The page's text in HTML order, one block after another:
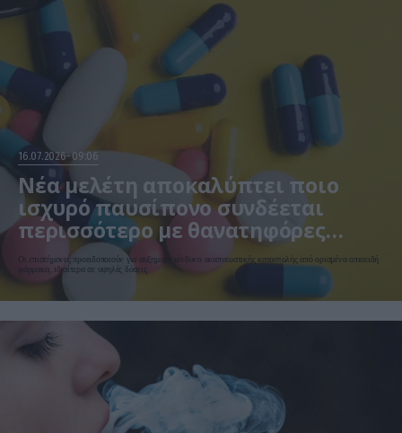
16.07.2026 09:06
Νέα μελέτη αποκαλύπτει ποιο
ισχυρό παυσίπονο συνδέεται
περισσότερο με θανατηφόρες
επιπλοκές
Οι επιστήμονες προειδοποιούν για αυξημένο κίνδυνο αναπνευστικής καταστολής από ορισμένα οπιοειδή
φάρμακα, ιδιαίτερα σε υψηλές δόσεις